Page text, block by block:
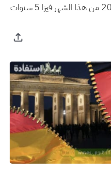
يهم المغاربة .. ابتداء من 2020 من هذا الشهر فيزا 5 سنوات